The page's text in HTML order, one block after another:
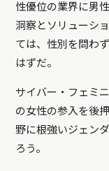
性優位の業界に男
洞察とソリューシ
ては、性別を問わ
はずだ。
サイバー・フェミ
の女性の参入を後
野に根強いジェン
ろう。